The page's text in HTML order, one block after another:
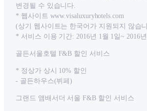
변경될 수 있습니다.
* 웹사이트 www.visaluxuryhotels.com
(상기 웹사이트는 한국어가 지원되지 않습
* 서비스 이용 기간: 2016년 1월 1일~ 2016
골든서울호텔 F&B 할인 서비스
* 정상가 상시 10% 할인
- 골든하우스(뷔페)
그랜드 앰배서더 서울 F&B 할인 서비스